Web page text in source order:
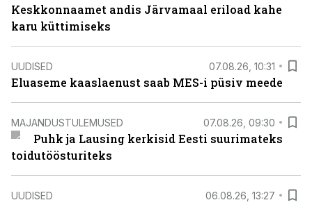
Keskkonnaamet andis Järvamaal eriload kahe
karu küttimiseks
UUDISED 07.08.26, 10:31
Eluaseme kaaslaenust saab MES-i püsiv meede
MAJANDUSTULEMUSED 07.08.26, 09:30
Puhk ja Lausing kerkisid Eesti suurimateks
toidutöösturiteks
UUDISED 06.08.26, 13:27